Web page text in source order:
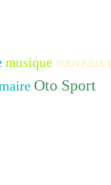
musique nouveaux
Oto Sport